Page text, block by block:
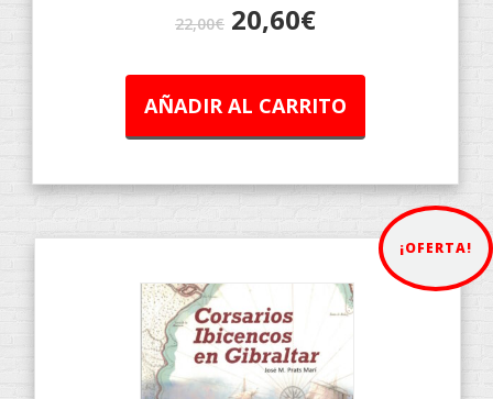
22,00€ 20,60€
AÑADIR AL CARRITO
¡OFERTA!